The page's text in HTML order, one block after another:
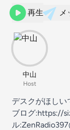
再生 メ
中山
Host
デスクがほしい
ブログ:https://
ル: